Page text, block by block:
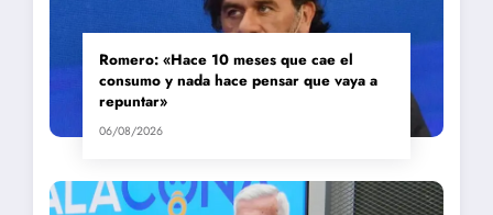
Romero: «Hace 10 meses que cae el
consumo y nada hace pensar que vaya a
repuntar»
06/08/2026